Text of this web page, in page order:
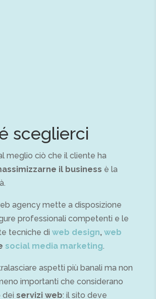
sceglierci
meglio ciò che il cliente ha
il business è la
agency mette a disposizione
professionali competenti e le
tecniche di web design, web
social media marketing.
aspetti più banali ma non
importanti che considerano
dei servizi web: il sito deve